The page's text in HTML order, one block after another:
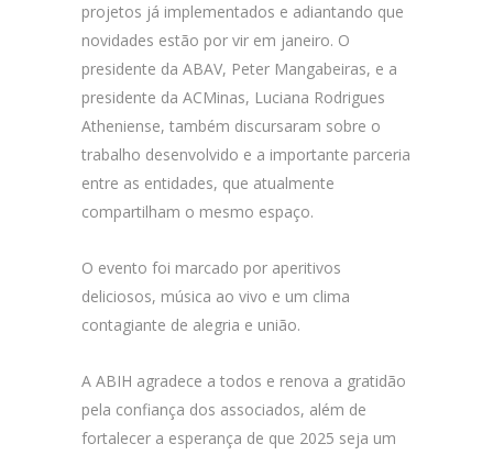
projetos já implementados e adiantando que
novidades estão por vir em janeiro. O
presidente da ABAV, Peter Mangabeiras, e a
presidente da ACMinas, Luciana Rodrigues
Atheniense, também discursaram sobre o
trabalho desenvolvido e a importante parceria
entre as entidades, que atualmente
compartilham o mesmo espaço.
O evento foi marcado por aperitivos
deliciosos, música ao vivo e um clima
contagiante de alegria e união.
A ABIH agradece a todos e renova a gratidão
pela confiança dos associados, além de
fortalecer a esperança de que 2025 seja um